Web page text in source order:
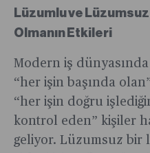
Lüzumlu ve Lüzumsuz
Olmanın Etkileri
Modern iş
“her işin başında
“her işin doğru
kontrol eden” kişiler
geliyor. Lüzumsuz bir